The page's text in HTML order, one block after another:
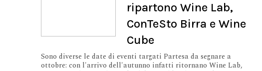
ripartono Wine Lab,
ConTeSto Birra e Wine
Cube
Sono diverse le date di eventi targati Partesa da segnare a
ottobre: con l'arrivo dell'autunno infatti ritornano Wine Lab,